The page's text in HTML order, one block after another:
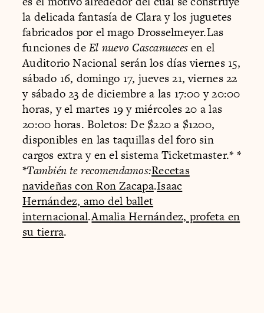
la delicada fantasía de Clara y los juguetes
fabricados por el mago Drosselmeyer.Las
funciones deEl nuevo Cascanuecesen el
Auditorio Nacional serán los días viernes 15,
sábado 16, domingo 17, jueves 21, viernes 22
y sábado 23 de diciembre a las 17:00 y 20:00
horas, y el martes 19 y miércoles 20 a las
20:00 horas. Boletos: De $220 a $1200,
disponibles en las taquillas del foro sin
cargos extra y en el sistema Ticketmaster.* *
*También te recomendamos:Recetas
navideñas con Ron Zacapa.Isaac
Hernández, amo del ballet
internacional.Amalia Hernández, profeta en
su tierra.